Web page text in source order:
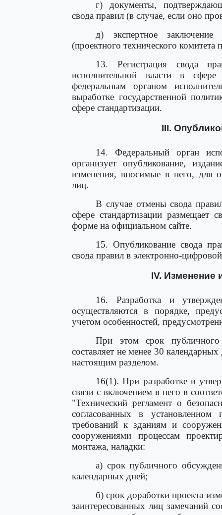
г) документы,
свода правил (в случае, если оно
д) экспертное заключение
(проектного технического комитета
13. Регистрация свода
исполнительной власти в
федеральным органом
выработке государственной
сфере стандартизации.
III.
14. Федеральный орган
организует опубликование,
изменения, вносимые в него, для
лиц.
В случае отмены свода
сфере стандартизации размещает
форме на официальном сайте.
15. Опубликование свода
свода правил в электронно-
IV. Изменение
16. Разработка и
осуществляются в порядке,
учетом особенностей,
При этом срок публичного
составляет не менее 30
настоящим разделом.
16(1). При разработке и
связи с включением в него в
"Технический регламент о
согласованных в установленном
требований к зданиям и
сооружениями процессам
монтажа, наладки:
а) срок публичного
календарных дней;
б) срок доработки проекта
заинтересованных лиц замечаний